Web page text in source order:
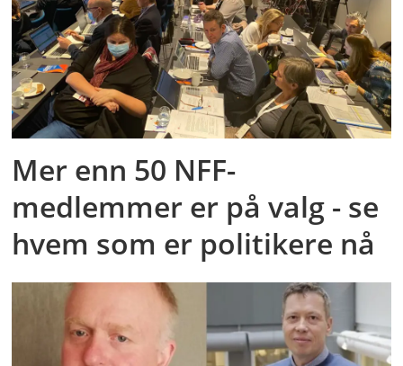
Mer enn 50 NFF-
medlemmer er på valg - se
hvem som er politikere nå